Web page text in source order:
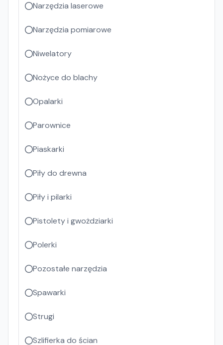
Narzędzia laserowe
Narzędzia pomiarowe
Niwelatory
Nożyce do blachy
Opalarki
Parownice
Piaskarki
Piły do drewna
Piły i pilarki
Pistolety i gwożdziarki
Polerki
Pozostałe narzędzia
Spawarki
Strugi
Szlifierka do ścian